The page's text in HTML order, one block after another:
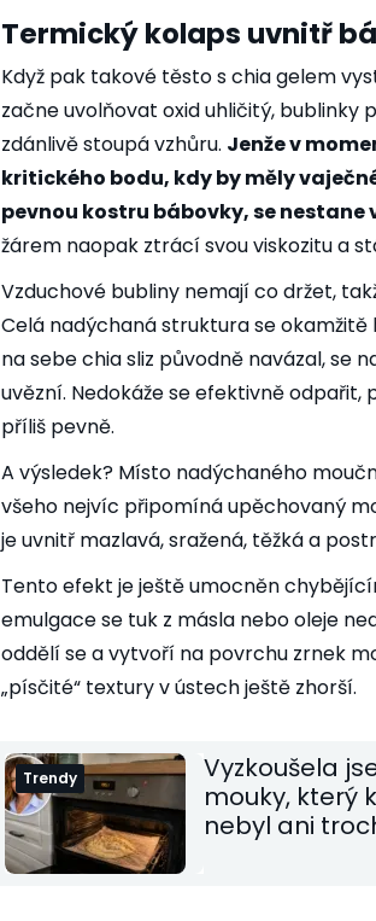
Termický kolaps uvnitř
Když pak takové těsto s chia gelem
začne uvolňovat oxid uhličitý,
zdánlivě stoupá vzhůru. Jenže v
kritického bodu, kdy by měly
pevnou kostru bábovky, se nestane
žárem naopak ztrácí svou viskozitu a
Vzduchové bubliny nemají co držet,
Celá nadýchaná struktura se
na sebe chia sliz původně navázal, se
uvězní. Nedokáže se efektivně
příliš pevně.
A výsledek? Místo nadýchaného
všeho nejvíc připomíná upěchovaný
je uvnitř mazlavá, sražená, těžká a
Tento efekt je ještě umocněn
emulgace se tuk z másla nebo oleje
oddělí se a vytvoří na povrchu zrnek
„písčité“ textury v ústech ještě zhorší.
Trendy
Vyzkoušela
mouky, který
nebyl ani